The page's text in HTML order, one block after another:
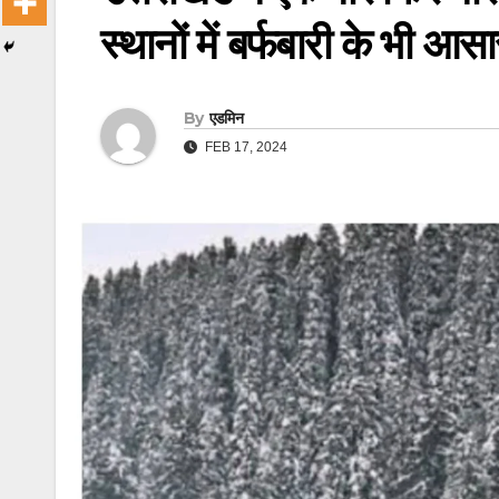
स्थानों में बर्फबारी के भी
By एडमिन
FEB 17, 2024